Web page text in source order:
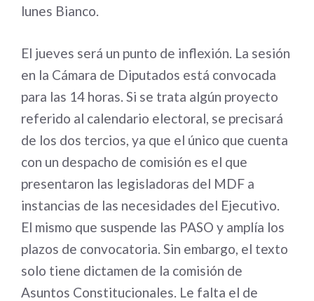
lunes Bianco.
El jueves será un punto de inflexión. La sesión
en la Cámara de Diputados está convocada
para las 14 horas. Si se trata algún proyecto
referido al calendario electoral, se precisará
de los dos tercios, ya que el único que cuenta
con un despacho de comisión es el que
presentaron las legisladoras del MDF a
instancias de las necesidades del Ejecutivo.
El mismo que suspende las PASO y amplía los
plazos de convocatoria. Sin embargo, el texto
solo tiene dictamen de la comisión de
Asuntos Constitucionales. Le falta el de